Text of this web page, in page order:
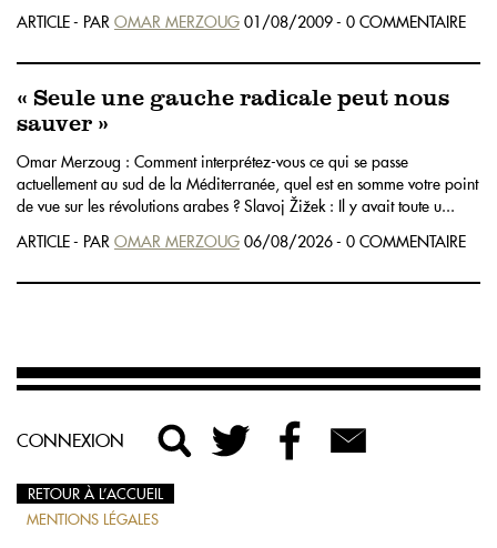
ARTICLE - PAR OMAR MERZOUG 01/08/2009 - 0 COMMENTAIRE
« Seule une gauche radicale peut nous
sauver »
Omar Merzoug : Comment interprétez-vous ce qui se passe
actuellement au sud de la Méditerranée, quel est en somme votre point
de vue sur les révolutions arabes ? Slavoj Žižek : Il y avait toute u...
ARTICLE - PAR OMAR MERZOUG 06/08/2026 - 0 COMMENTAIRE
CONNEXION
RETOUR À L’ACCUEIL
MENTIONS LÉGALES